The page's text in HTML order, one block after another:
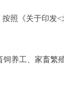
照《关于印发
养工、家畜繁